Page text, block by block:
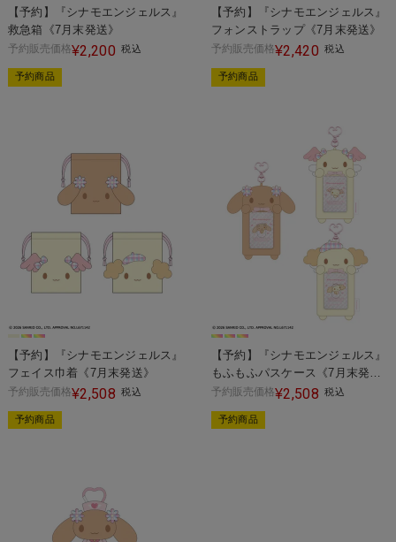
【予約】『シナモエンジェルス』
救急箱《7月末発送》
予約販売価格¥2,200 税込
予約商品
【予約】『シナモエンジェルス』
フォンストラップ《7月末発送》
予約販売価格¥2,420 税込
予約商品
【予約】『シナモエンジェルス』
フェイス巾着《7月末発送》
予約販売価格¥2,508 税込
予約商品
【予約】『シナモエンジェルス』
もふもふパスケース《7月末発
送》
予約販売価格¥2,508 税込
予約商品